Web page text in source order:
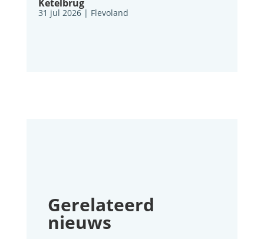
Ketelbrug
31 jul 2026| Flevoland
Gerelateerd
nieuws